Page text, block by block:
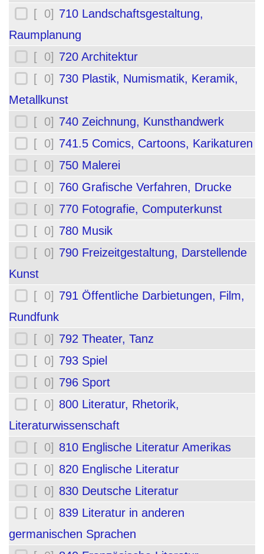
[ 0] 710 Landschaftsgestaltung,
Raumplanung
[ 0] 720 Architektur
[ 0] 730 Plastik, Numismatik, Keramik,
Metallkunst
[ 0] 740 Zeichnung, Kunsthandwerk
[ 0] 741.5 Comics, Cartoons, Karikaturen
[ 0] 750 Malerei
[ 0] 760 Grafische Verfahren, Drucke
[ 0] 770 Fotografie, Computerkunst
[ 0] 780 Musik
[ 0] 790 Freizeitgestaltung, Darstellende
Kunst
[ 0] 791 Öffentliche Darbietungen, Film,
Rundfunk
[ 0] 792 Theater, Tanz
[ 0] 793 Spiel
[ 0] 796 Sport
[ 0] 800 Literatur, Rhetorik,
Literaturwissenschaft
[ 0] 810 Englische Literatur Amerikas
[ 0] 820 Englische Literatur
[ 0] 830 Deutsche Literatur
[ 0] 839 Literatur in anderen
germanischen Sprachen